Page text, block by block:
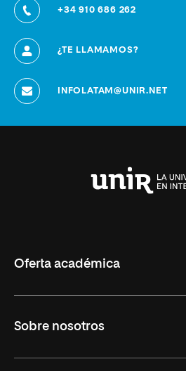
+34 910 686 262
¿TE LLAMAMOS?
INFOLATAM@UNIR.NET
Oferta académica
Carreras
Sobre nosotros